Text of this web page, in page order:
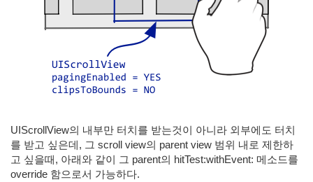
UIScrollView의 내부만 터치를 받는것이 아니라 외부에도 터치
를 받고 싶은데, 그 scroll view의 parent view 범위 내로 제한하
고 싶을때, 아래와 같이 그 parent의 hitTest:withEvent: 메소드를
override 함으로서 가능하다.